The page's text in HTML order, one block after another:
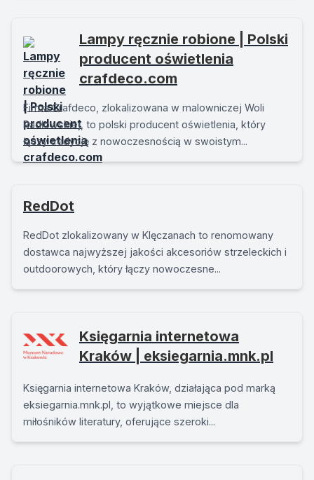
Lampy ręcznie robione | Polski
producent oświetlenia
crafdeco.com
Firma Crafdeco, zlokalizowana w malowniczej Woli
Radłowskiej, to polski producent oświetlenia, który
łączy tradycję z nowoczesnością w swoistym...
RedDot
RedDot zlokalizowany w Klęczanach to renomowany
dostawca najwyższej jakości akcesoriów strzeleckich i
outdoorowych, który łączy nowoczesne...
Księgarnia internetowa
Kraków | eksiegarnia.mnk.pl
Księgarnia internetowa Kraków, działająca pod marką
eksiegarnia.mnk.pl, to wyjątkowe miejsce dla
miłośników literatury, oferujące szeroki...